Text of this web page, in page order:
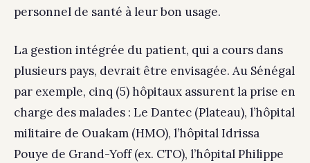
personnel de santé à leur bon usage.
La gestion intégrée du patient, qui a cours dans
plusieurs pays, devrait être envisagée. Au Sénégal
par exemple, cinq (5) hôpitaux assurent la prise en
charge des malades : Le Dantec (Plateau), l’hôpital
militaire de Ouakam (HMO), l’hôpital Idrissa
Pouye de Grand-Yoff (ex. CTO), l’hôpital Philippe